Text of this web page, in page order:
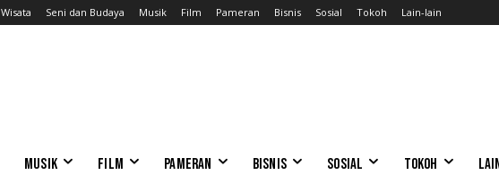
Wisata Seni dan Budaya Musik Film Pameran Bisnis Sosial Tokoh Lain-lain
MUSIK FILM PAMERAN BISNIS SOSIAL TOKOH